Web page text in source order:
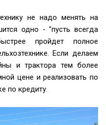
не надо менять на
одно - "пусть всегда
пройдет полное
Если делаем
и трактора тем более
цене и реализовать по
по кредиту.